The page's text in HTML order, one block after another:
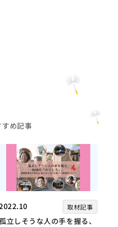
すめ記事
取材記事
立しそうな人の手を握る、